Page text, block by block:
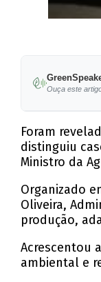
Ouça este
Foram
distinguiu
Ministro da
Organizado
Oliveira,
produção,
Acrescentou
ambiental e